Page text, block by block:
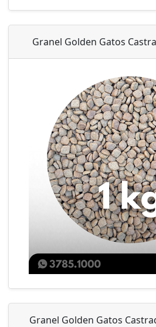
Granel Golden Gatos
Granel Golden Gatos